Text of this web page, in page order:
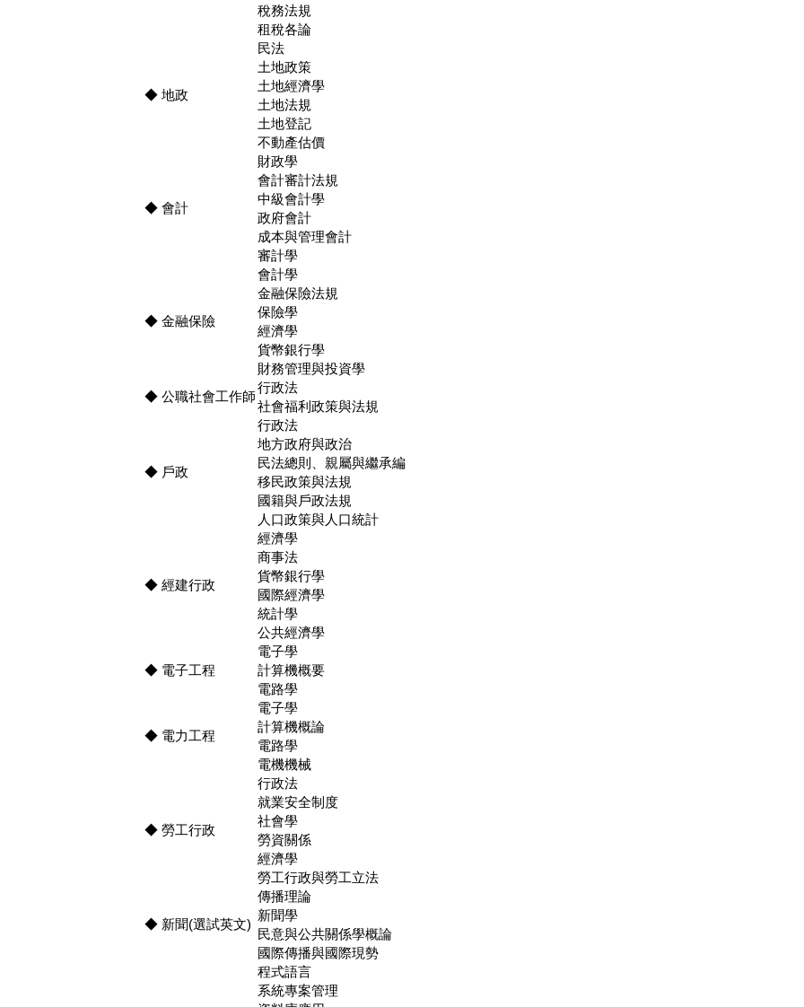
稅務法規
租稅各論
◆ 地政
民法
土地政策
土地經濟學
土地法規
土地登記
不動產估價
◆ 會計
財政學
會計審計法規
中級會計學
政府會計
成本與管理會計
審計學
◆ 金融保險
會計學
金融保險法規
保險學
經濟學
貨幣銀行學
財務管理與投資學
◆ 公職社會工作師
行政法
社會福利政策與法規
◆ 戶政
行政法
地方政府與政治
民法總則、親屬與繼承編
移民政策與法規
國籍與戶政法規
人口政策與人口統計
◆ 經建行政
經濟學
商事法
貨幣銀行學
國際經濟學
統計學
公共經濟學
◆ 電子工程
電子學
計算機概要
電路學
◆ 電力工程
電子學
計算機概論
電路學
電機機械
◆ 勞工行政
行政法
就業安全制度
社會學
勞資關係
經濟學
勞工行政與勞工立法
◆ 新聞(選試英文)
傳播理論
新聞學
民意與公共關係學概論
國際傳播與國際現勢
程式語言
系統專案管理